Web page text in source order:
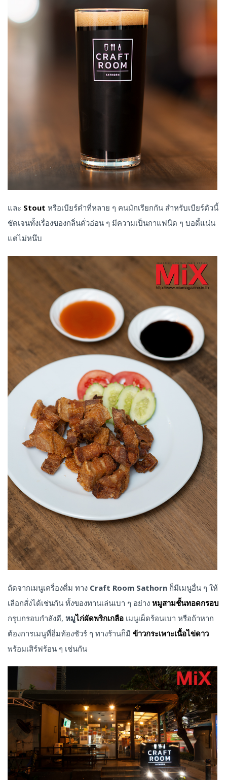
และ Stout หรือเบียร์ดำที่หลาย ๆ คนมักเรียกกัน สำหรับเบียร์ตัวนี้
ชัดเจนทั้งเรื่องของกลิ่นคั่วอ่อน ๆ มีความเป็นกาแฟนิด ๆ บอดี้แน่น
แต่ไม่หนึบ
ถัดจากเมนูเครื่องดื่ม ทาง Craft Room Sathorn ก็มีเมนูอื่น ๆ ให้
เลือกสั่งได้เช่นกัน ทั้งของทานเล่นเบา ๆ อย่าง หมูสามชั้นทอดกรอบ
กรุบกรอบกำลังดี, หมูไก่ผัดพริกเกลือ เมนูเผ็ดร้อนเบา หรือถ้าหาก
ต้องการเมนูที่อิ่มท้องชัวร์ ๆ ทางร้านก็มี ข้าวกระเพาะเนื้อไข่ดาว
พร้อมเสิร์ฟร้อน ๆ เช่นกัน